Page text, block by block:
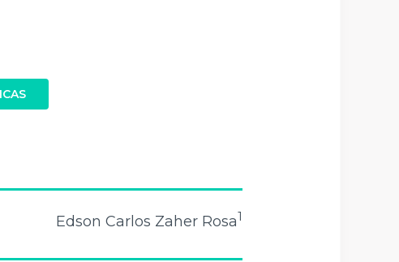
Edson Carlos Zaher Rosa1